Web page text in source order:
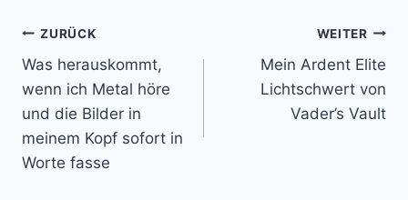
Beitragsnavigation
ZURÜCK
Was herauskommt,
wenn ich Metal höre
und die Bilder in
meinem Kopf sofort in
Worte fasse
WEITER
Mein Ardent Elite
Lichtschwert von
Vader’s Vault